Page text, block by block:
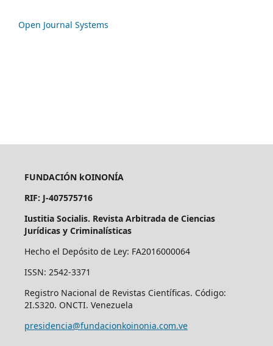
Open Journal Systems
FUNDACIÓN kOINONÍA
RIF: J-407575716
Iustitia Socialis. Revista Arbitrada de Ciencias
Jurídicas y Criminalísticas
Hecho el Depósito de Ley: FA2016000064
ISSN: 2542-3371
Registro Nacional de Revistas Científicas. Código:
2I.S320. ONCTI. Venezuela
presidencia@fundacionkoinonia.com.ve